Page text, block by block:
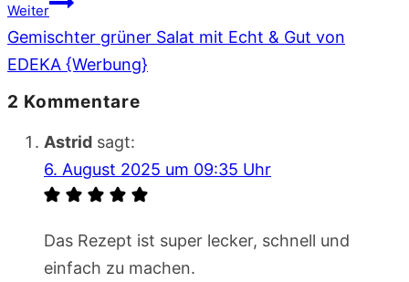
Weiter
Gemischter grüner Salat mit Echt & Gut von
EDEKA {Werbung}
2 Kommentare
Astrid sagt:
6. August 2025 um 09:35 Uhr
Das Rezept ist super lecker, schnell und
einfach zu machen.